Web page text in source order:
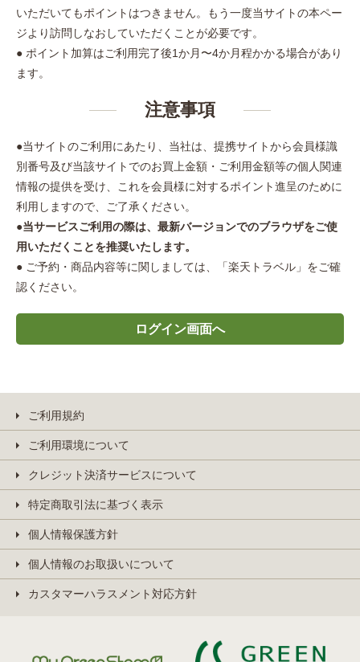
いただいてもポイントはつきません。もう一度当サイトの本ペー
ジより訪問しなおしていただくことが必要です。
● ポイント加算はご利用完了後1か月〜4か月程かかる場合があり
ます。
注意事項
●当サイトのご利用にあたり、当社は、提携サイトから会員様識
別番号及び当該サイトでのお買上金額・ご利用金額等の個人関連
情報の提供を受け、これを会員様に対するポイント進呈のために
利用しますので、ご了承ください。
●当サービスご利用の際は、最新バージョンでのブラウザをご使
用いただくことを推奨いたします。
● ご予約・商品内容等に関しましては、「楽天トラベル」をご確
認ください。
ご利用規約
ご利用環境について
クレジット決済サービスについて
特定商取引法に基づく表示
個人情報保護方針
個人情報のお取扱いについて
カスタマーハラスメント対応方針